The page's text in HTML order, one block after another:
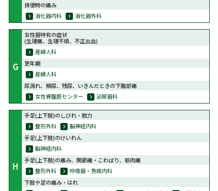
排便時の痛み
消化器内科
消化器外科
G
女性器特有の症状
(生理痛、生理不順、不正出血)
産婦人科
更年期
産婦人科
尿漏れ、頻尿、残尿、いきんだときの下腹部痛
女性骨盤底センター
泌尿器科
H
手足(上下肢)のしびれ・脱力
整形外科
脳神経内科
手足(上下肢)のけいれん
脳神経内科
手足(上下肢)の痛み、関節痛・こわばり、筋肉痛
整形外科
呼吸器・免疫内科
下肢や足の痛み・はれ